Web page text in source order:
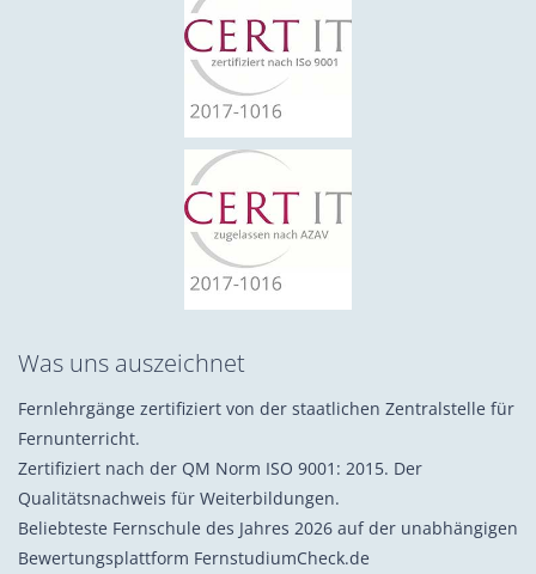
Was uns auszeichnet
Fernlehrgänge zertifiziert von der staatlichen Zentralstelle für
Fernunterricht.
Zertifiziert nach der QM Norm ISO 9001: 2015. Der
Qualitätsnachweis für Weiterbildungen.
Beliebteste Fernschule des Jahres 2026 auf der unabhängigen
Bewertungsplattform FernstudiumCheck.de